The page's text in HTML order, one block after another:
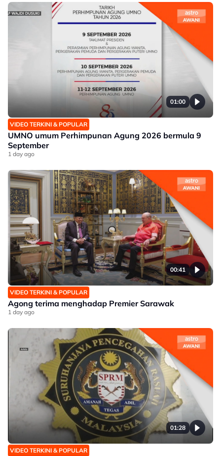
01:00
VIDEO TERKINI & POPULAR
UMNO umum Perhimpunan Agung 2026 bermula 9
September
1 day ago
00:41
VIDEO TERKINI & POPULAR
Agong terima menghadap Premier Sarawak
1 day ago
01:28
VIDEO TERKINI & POPULAR